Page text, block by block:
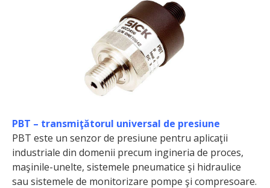
PBT – transmiţătorul universal de presiune
PBT este un senzor de presiune pentru aplicaţii
industriale din domenii precum ingineria de proces,
maşinile-unelte, sistemele pneumatice şi hidraulice
sau sistemele de monitorizare pompe şi compresoare.